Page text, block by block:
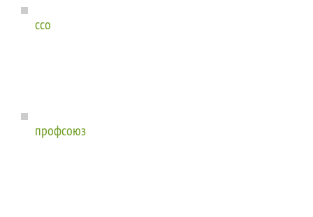
ссо
профсоюз